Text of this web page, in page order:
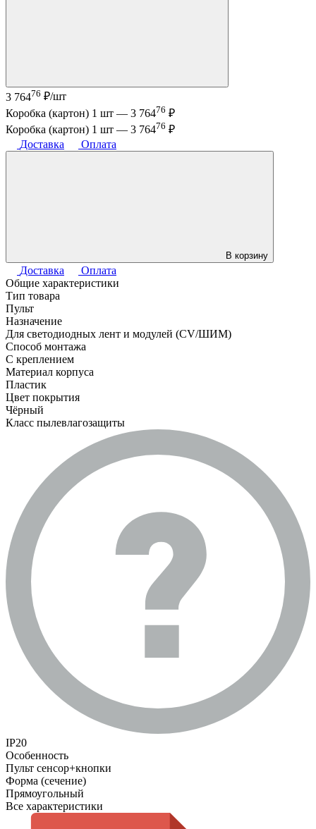
3 76476 ₽/шт
Коробка (картон) 1 шт — 3 76476 ₽
Коробка (картон) 1 шт — 3 76476 ₽
Доставка
Оплата
В корзину
Доставка
Оплата
Общие характеристики
Тип товара
Пульт
Назначение
Для светодиодных лент и модулей (CV/ШИМ)
Способ монтажа
С креплением
Материал корпуса
Пластик
Цвет покрытия
Чёрный
Класс пылевлагозащиты
IP20
Особенность
Пульт сенсор+кнопки
Форма (сечение)
Прямоугольный
Все характеристики